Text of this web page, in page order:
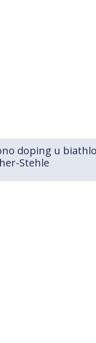
doping u
Stehle